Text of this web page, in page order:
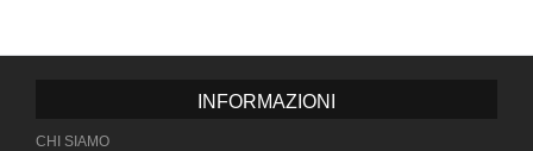
INFORMAZIONI
CHI SIAMO